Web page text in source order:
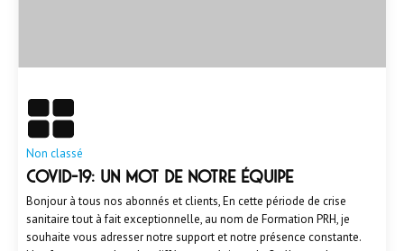
Non classé
COVID-19: un mot de notre équipe
Bonjour à tous nos abonnés et clients, En cette période de crise
sanitaire tout à fait exceptionnelle, au nom de Formation PRH, je
souhaite vous adresser notre support et notre présence constante.